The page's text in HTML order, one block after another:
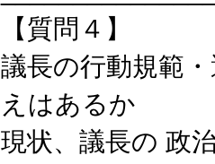
【質問４】
議長の行動規範
えはあるか
現状、議長の 政